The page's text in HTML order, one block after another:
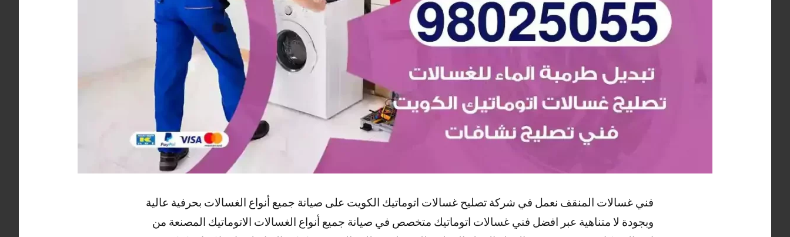
فني غسالات المنقف نعمل في شركة تصليح غسالات اتوماتيك الكويت على صيانة جميع أنواع الغسالات بحرفية عالية
وبجودة لا متناهية عبر افضل فني غسالات اتوماتيك متخصص في صيانة جميع أنواع الغسالات الاتوماتيك المصنعة من